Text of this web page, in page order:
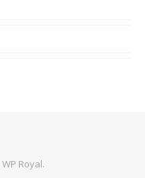
WP Royal.